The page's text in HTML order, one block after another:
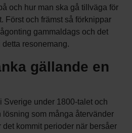
och hur man ska gå tillväga för
Först och främst så förknippar
gammaldags och det
resonemang.
gällande en
Sverige under 1800-talet och
lösning som många återvänder
kommit perioder när bersåer